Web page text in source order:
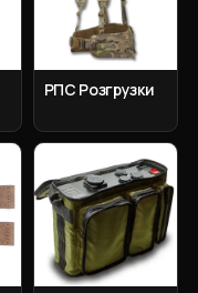
РПС Розгрузки